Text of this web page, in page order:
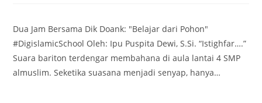
Dua Jam Bersama Dik Doank: "Belajar dari Pohon"
#DigislamicSchool Oleh: Ipu Puspita Dewi, S.Si. “Istighfar….”
Suara bariton terdengar membahana di aula lantai 4 SMP
almuslim. Seketika suasana menjadi senyap, hanya…